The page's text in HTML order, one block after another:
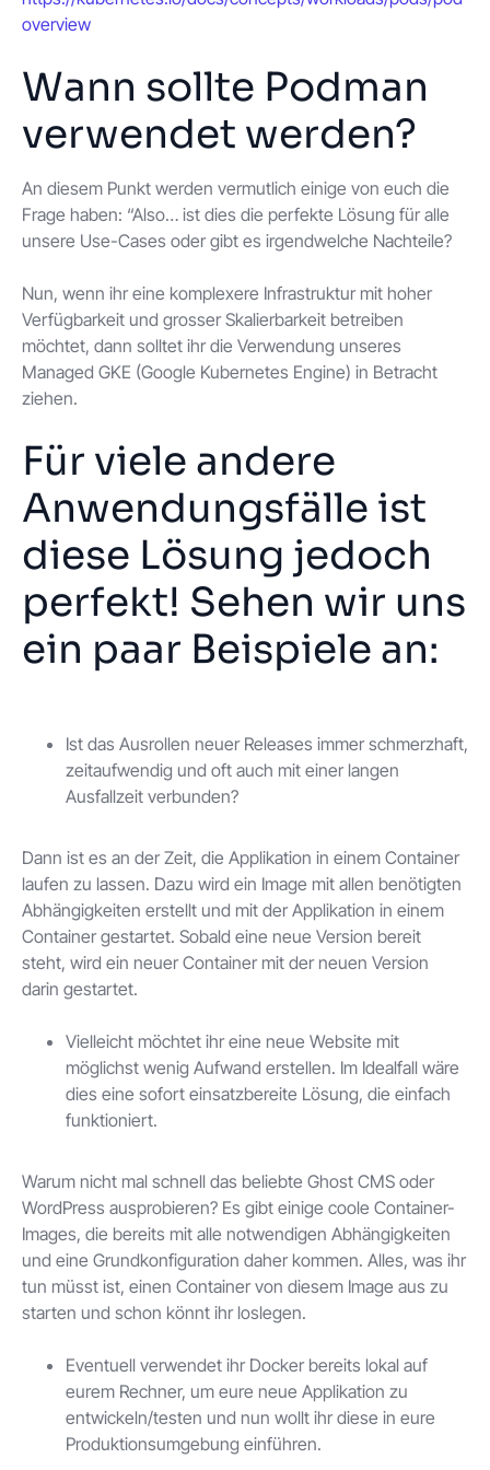
overview
Wann sollte Podman
verwendet werden?
An diesem Punkt werden vermutlich einige von euch die
Frage haben: “Also… ist dies die perfekte Lösung für alle
unsere Use-Cases oder gibt es irgendwelche Nachteile?
Nun, wenn ihr eine komplexere Infrastruktur mit hoher
Verfügbarkeit und grosser Skalierbarkeit betreiben
möchtet, dann solltet ihr die Verwendung unseres
Managed GKE (Google Kubernetes Engine) in Betracht
ziehen.
Für viele andere
Anwendungsfälle ist
diese Lösung jedoch
perfekt! Sehen wir uns
ein paar Beispiele an:
Ist das Ausrollen neuer Releases immer schmerzhaft,
zeitaufwendig und oft auch mit einer langen
Ausfallzeit verbunden?
Dann ist es an der Zeit, die Applikation in einem Container
laufen zu lassen. Dazu wird ein Image mit allen benötigten
Abhängigkeiten erstellt und mit der Applikation in einem
Container gestartet. Sobald eine neue Version bereit
steht, wird ein neuer Container mit der neuen Version
darin gestartet.
Vielleicht möchtet ihr eine neue Website mit
möglichst wenig Aufwand erstellen. Im Idealfall wäre
dies eine sofort einsatzbereite Lösung, die einfach
funktioniert.
Warum nicht mal schnell das beliebte Ghost CMS oder
WordPress ausprobieren? Es gibt einige coole Container-
Images, die bereits mit alle notwendigen Abhängigkeiten
und eine Grundkonfiguration daher kommen. Alles, was ihr
tun müsst ist, einen Container von diesem Image aus zu
starten und schon könnt ihr loslegen.
Eventuell verwendet ihr Docker bereits lokal auf
eurem Rechner, um eure neue Applikation zu
entwickeln/testen und nun wollt ihr diese in eure
Produktionsumgebung einführen.